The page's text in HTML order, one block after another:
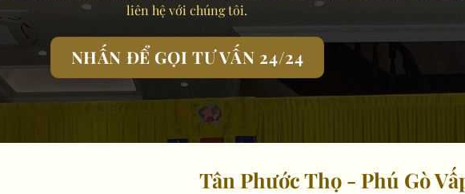
liên hệ với chúng tôi.
NHẤN ĐỂ GỌI TƯ VẤN 24/24
Tân Phước Thọ - Phú Gò